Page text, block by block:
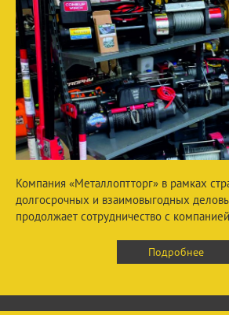
Компания «Металлоптторг» в рамках
долгосрочных и взаимовыгодных
продолжает сотрудничество с компанией
Подробнее